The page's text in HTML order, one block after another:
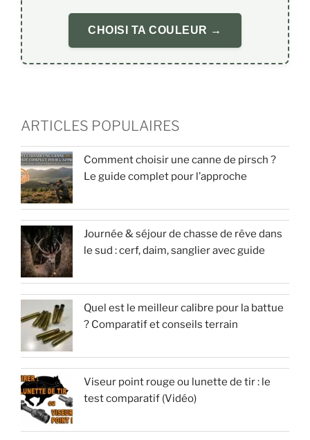
CHOISI TA COULEUR →
ARTICLES POPULAIRES
Comment choisir une canne de pirsch ?
Le guide complet pour l’approche
Journée & séjour de chasse de rêve dans
le sud : cerf, daim, sanglier avec guide
Quel est le meilleur calibre pour la battue
? Comparatif et conseils terrain
Viseur point rouge ou lunette de tir : le
test comparatif (Vidéo)